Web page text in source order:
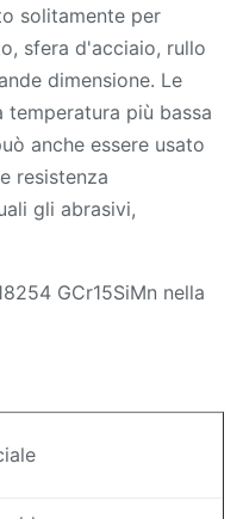
solitamente per
sfera d'acciaio, rullo
dimensione. Le
più bassa
anche essere usato
resistenza
gli abrasivi,
GCr15SiMn nella